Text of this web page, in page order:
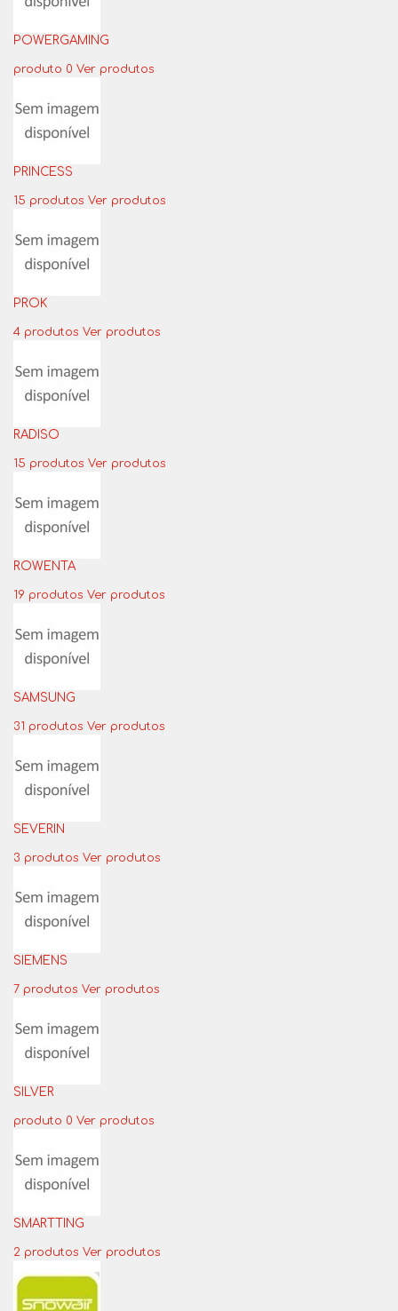
POWERGAMING
produto 0 Ver produtos
PRINCESS
15 produtos Ver produtos
PROK
4 produtos Ver produtos
RADISO
15 produtos Ver produtos
ROWENTA
19 produtos Ver produtos
SAMSUNG
31 produtos Ver produtos
SEVERIN
3 produtos Ver produtos
SIEMENS
7 produtos Ver produtos
SILVER
produto 0 Ver produtos
SMARTTING
2 produtos Ver produtos